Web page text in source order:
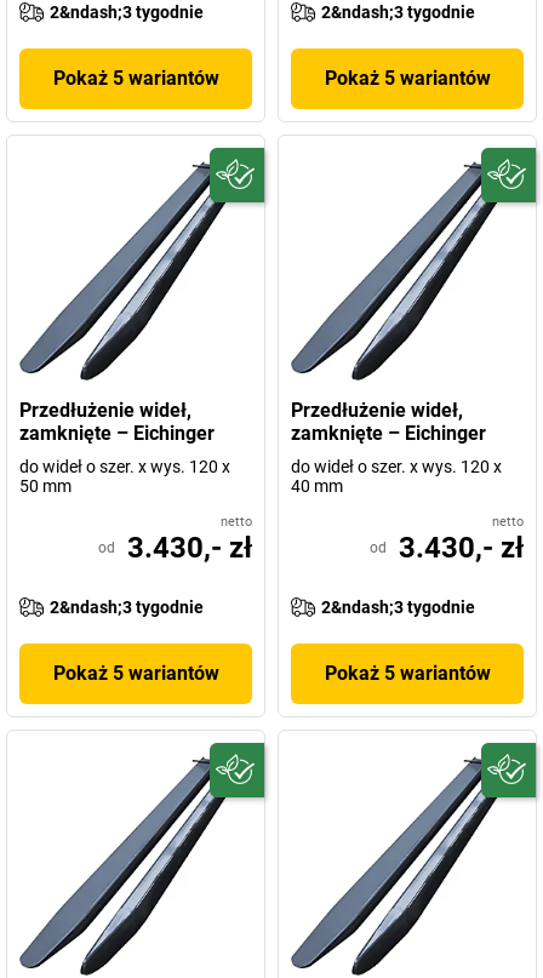
2&ndash;3 tygodnie
Pokaż 5 wariantów
2&ndash;3 tygodnie
Pokaż 5 wariantów
Przedłużenie wideł,
zamknięte – Eichinger
do wideł o szer. x wys. 120 x
50 mm
netto
od 3.430,- zł
2&ndash;3 tygodnie
Pokaż 5 wariantów
Przedłużenie wideł,
zamknięte – Eichinger
do wideł o szer. x wys. 120 x
40 mm
netto
od 3.430,- zł
2&ndash;3 tygodnie
Pokaż 5 wariantów